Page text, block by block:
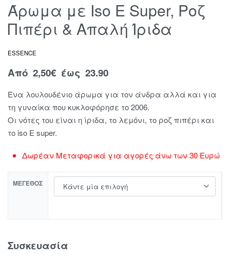
Άρωμα με Iso E Super, Ροζ
Πιπέρι & Απαλή Ίριδα
ESSENCE
Από 2,50€ έως 23.90
Ένα λουλουδένιο άρωμα για τον άνδρα αλλά και για
τη γυναίκα που κυκλοφόρησε το 2006.
Οι νότες του είναι η ίριδα, το λεμόνι, το ροζ πιπέρι και
το iso E super.
Δωρέαν Μεταφορικά για αγορές άνω των 30 Ευρώ
ΜΈΓΕΘΟΣ
Συσκευασία